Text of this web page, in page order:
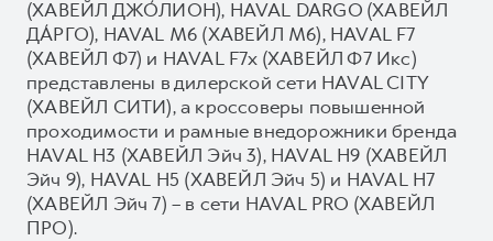
(ХАВЕЙЛ ДЖО́ЛИОН), HAVAL DARGO (ХАВЕЙЛ
ДА́РГО), HAVAL М6 (ХАВЕЙЛ M6), HAVAL F7
(ХАВЕЙЛ Ф7) и HAVAL F7x (ХАВЕЙЛ Ф7 Икс)
представлены в дилерской сети HAVAL CITY
(ХАВЕЙЛ СИТИ), а кроссоверы повышенной
проходимости и рамные внедорожники бренда
HAVAL H3 (ХАВЕЙЛ Эйч 3), HAVAL H9 (ХАВЕЙЛ
Эйч 9), HAVAL H5 (ХАВЕЙЛ Эйч 5) и HAVAL H7
(ХАВЕЙЛ Эйч 7) – в сети HAVAL PRO (ХАВЕЙЛ
ПРО).